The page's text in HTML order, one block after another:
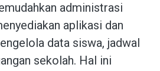
administrasi
aplikasi dan
data siswa, jadwal
sekolah. Hal ini